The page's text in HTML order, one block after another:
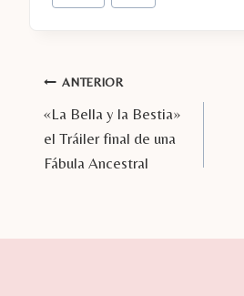
de
Navegación
de
entradas
ANTERIOR
«La Bella y la Bestia»
el Tráiler final de una
Fábula Ancestral